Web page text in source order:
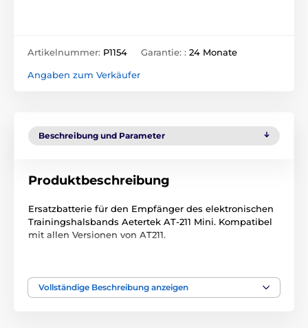
Artikelnummer: P1154 Garantie: : 24 Monate
Angaben zum Verkäufer
Beschreibung und Parameter
Produktbeschreibung
Ersatzbatterie für den Empfänger des elektronischen
Trainingshalsbands Aetertek AT-211 Mini. Kompatibel
mit allen Versionen von AT211.
zur Illustration.
Vollständige Beschreibung anzeigen